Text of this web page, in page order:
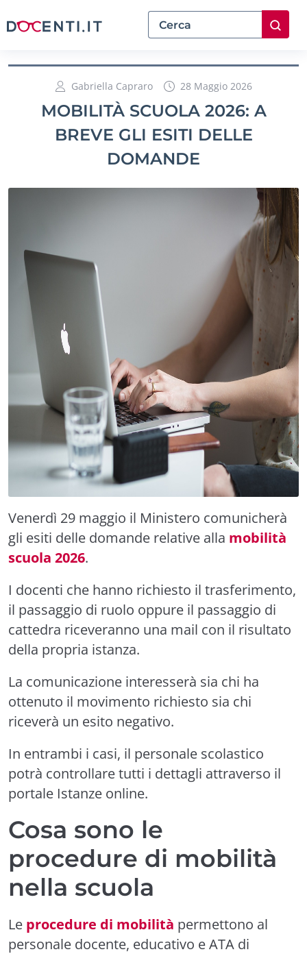
Gabriella Capraro 28 Maggio 2026
MOBILITÀ SCUOLA 2026: A
BREVE GLI ESITI DELLE
DOMANDE
Venerdì 29 maggio il Ministero comunicherà
gli esiti delle domande relative alla mobilità
scuola 2026.
I docenti che hanno richiesto il trasferimento,
il passaggio di ruolo oppure il passaggio di
cattedra riceveranno una mail con il risultato
della propria istanza.
La comunicazione interesserà sia chi ha
ottenuto il movimento richiesto sia chi
riceverà un esito negativo.
In entrambi i casi, il personale scolastico
potrà controllare tutti i dettagli attraverso il
portale Istanze online.
Cosa sono le
procedure di mobilità
nella scuola
Le procedure di mobilità permettono al
personale docente, educativo e ATA di